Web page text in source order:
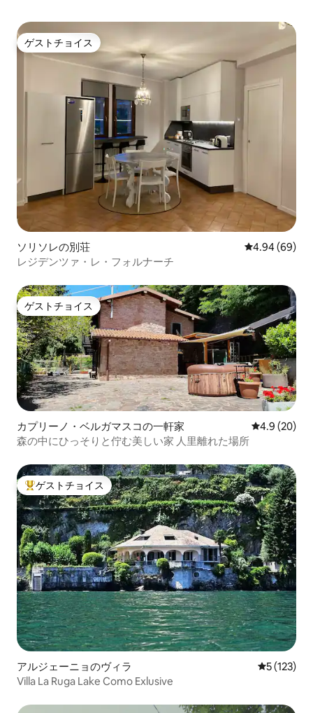
ゲストチョイス
ゲストチョイス
ソリソレの別荘 レビュー69件
4.94 (69)
レジデンツァ・レ・フォルナーチ
ゲストチョイス
ゲストチョイス
カプリーノ・ベルガマスコの一軒家 レビュー20
4.9 (20)
森の中にひっそりと佇む美しい家 人里離れた場所
大好評のゲストチョイスです。
ゲストチョイス
アルジェーニョのヴィラ レビュー
5 (123)
Villa La Ruga Lake Como Exlusive